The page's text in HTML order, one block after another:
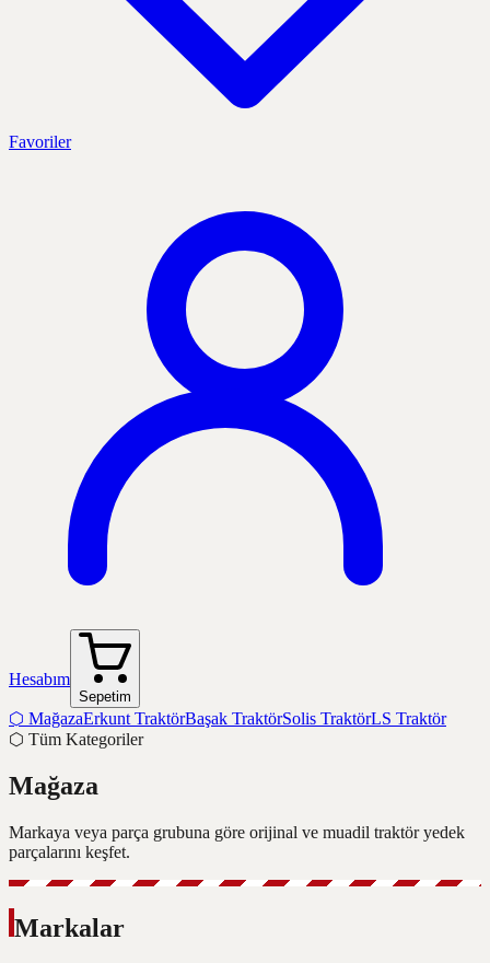
Favoriler
Hesabım
Sepetim
⬡ MağazaErkunt TraktörBaşak TraktörSolis TraktörLS Traktör
⬡ Tüm Kategoriler
Mağaza
Markaya veya parça grubuna göre orijinal ve muadil traktör yedek
parçalarını keşfet.
Markalar